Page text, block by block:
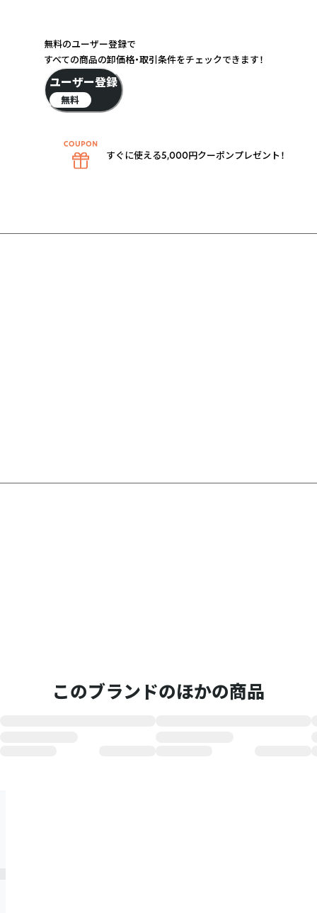
このブランドのほかの商品
無料のユーザー登録で
すべての商品の卸価格・取引条件をチェックできます！
ユーザー登録
無料
すぐに使える5,000円クーポンプレゼント！